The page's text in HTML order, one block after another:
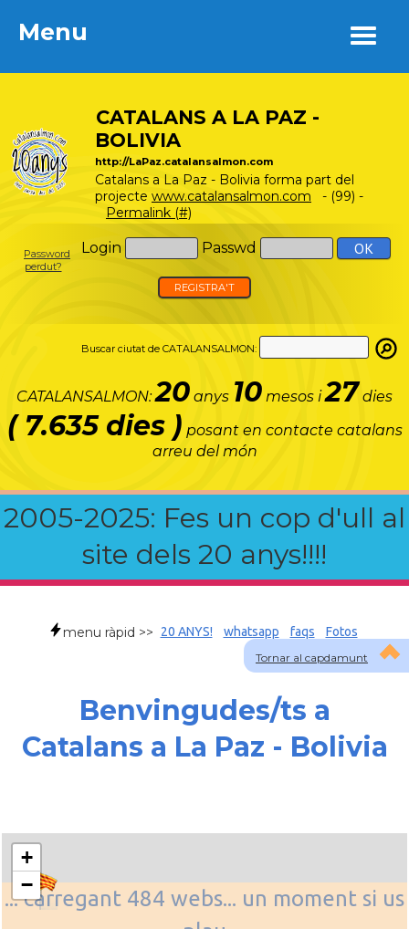
Menu
CATALANS A LA PAZ -
BOLIVIA
http://LaPaz.catalansalmon.com
Catalans a La Paz - Bolivia forma part del
projecte www.catalansalmon.com - (99) -
Permalink (#)
Login Passwd
Password
perdut?
REGISTRA'T
Buscar ciutat de CATALANSALMON:
CATALANSALMON:20 anys 10 mesos i27 dies
( 7.635 dies ) posant en contacte catalans
arreu del món
2005-2025: Fes un cop d'ull al
site dels 20 anys!!!!
Menu
Tornar al capdamunt
menu ràpid >> 20 ANYS! whatsapp faqs Fotos
Benvingudes/ts a
Catalans a La Paz - Bolivia
... carregant 484 webs... un moment si us
+
−